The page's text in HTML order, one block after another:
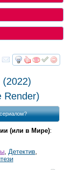
смотреть
(2022)
Render)
(или в Мире):
Детектив